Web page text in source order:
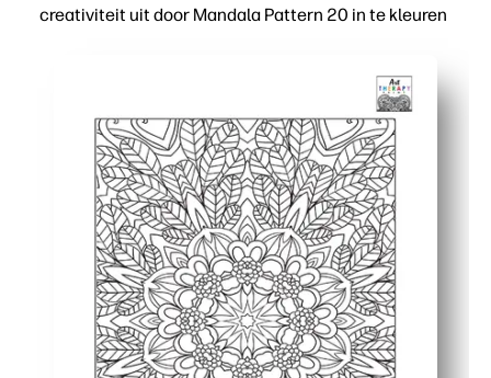
creativiteit uit door Mandala Pattern 20 in te kleuren
Ingebouwde mindfulness: zich herhalende
Veelzijdig te gebruiken - perfect voor rustige
Vaardigheidsopbouw - ondersteunt fijne motoriek,